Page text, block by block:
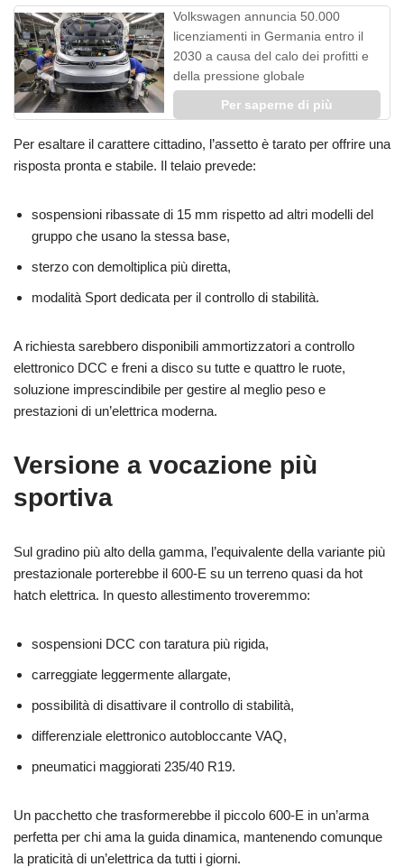
Volkswagen annuncia 50.000
licenziamenti in Germania entro il
2030 a causa del calo dei profitti e
della pressione globale
Per saperne di più
Per esaltare il carattere cittadino, l’assetto è tarato per offrire una
risposta pronta e stabile. Il telaio prevede:
sospensioni ribassate di 15 mm rispetto ad altri modelli del
gruppo che usano la stessa base,
sterzo con demoltiplica più diretta,
modalità Sport dedicata per il controllo di stabilità.
A richiesta sarebbero disponibili ammortizzatori a controllo
elettronico DCC e freni a disco su tutte e quattro le ruote,
soluzione imprescindibile per gestire al meglio peso e
prestazioni di un’elettrica moderna.
Versione a vocazione più
sportiva
Sul gradino più alto della gamma, l’equivalente della variante più
prestazionale porterebbe il 600‑E su un terreno quasi da hot
hatch elettrica. In questo allestimento troveremmo:
sospensioni DCC con taratura più rigida,
carreggiate leggermente allargate,
possibilità di disattivare il controllo di stabilità,
differenziale elettronico autobloccante VAQ,
pneumatici maggiorati 235/40 R19.
Un pacchetto che trasformerebbe il piccolo 600‑E in un’arma
perfetta per chi ama la guida dinamica, mantenendo comunque
la praticità di un’elettrica da tutti i giorni.